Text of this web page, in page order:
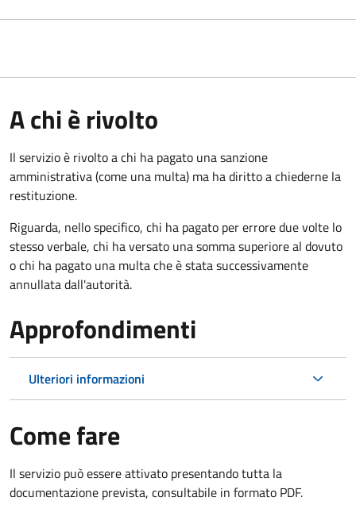
A chi è rivolto
Il servizio è rivolto a chi ha pagato una sanzione
amministrativa (come una multa) ma ha diritto a chiederne la
restituzione.
Riguarda, nello specifico, chi ha pagato per errore due volte lo
stesso verbale, chi ha versato una somma superiore al dovuto
o chi ha pagato una multa che è stata successivamente
annullata dall'autorità.
Approfondimenti
Ulteriori informazioni
Come fare
Il servizio può essere attivato presentando tutta la
documentazione prevista, consultabile in formato PDF.